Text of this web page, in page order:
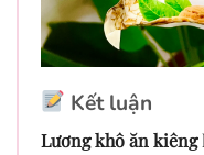
Kết luận
Lương khô ăn kiêng